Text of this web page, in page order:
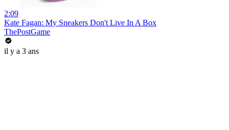
2:09
Kate Fagan: My Sneakers Don't Live In A Box
ThePostGame
il y a 3 ans